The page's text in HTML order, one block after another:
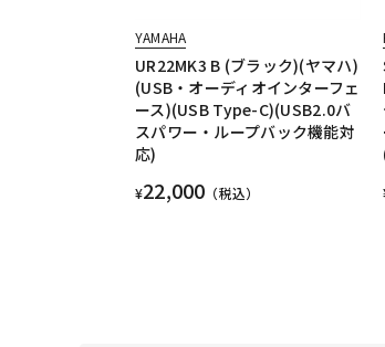
YAMAHA
UR22MK3 B (ブラック)(ヤマハ)
(USB・オーディオインターフェ
ース)(USB Type-C)(USB2.0バ
スパワー・ループバック機能対
応)
¥22,000 （税込）